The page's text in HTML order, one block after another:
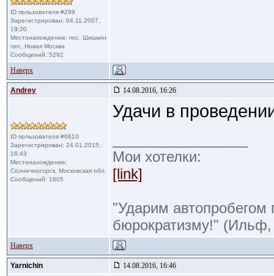
ID пользователя #299
Зарегистрирован: 04.11.2007,
19:20
Местонахождение: пос. Шишкин
лес, Новая Москва
Сообщений: 5292
Наверх
Andrey 14.08.2016, 16:26
ID пользователя #6610
Зарегистрирован: 24.01.2015,
16:43
Местонахождение:
Солнечногорск, Московская обл.
Сообщений: 1805
Удачи в
Мои хотелки:
[link]
"Ударим автопробегом
бюрократизму!" (Ильф,
Наверх
Yarnichin
14.08.2016, 16:46